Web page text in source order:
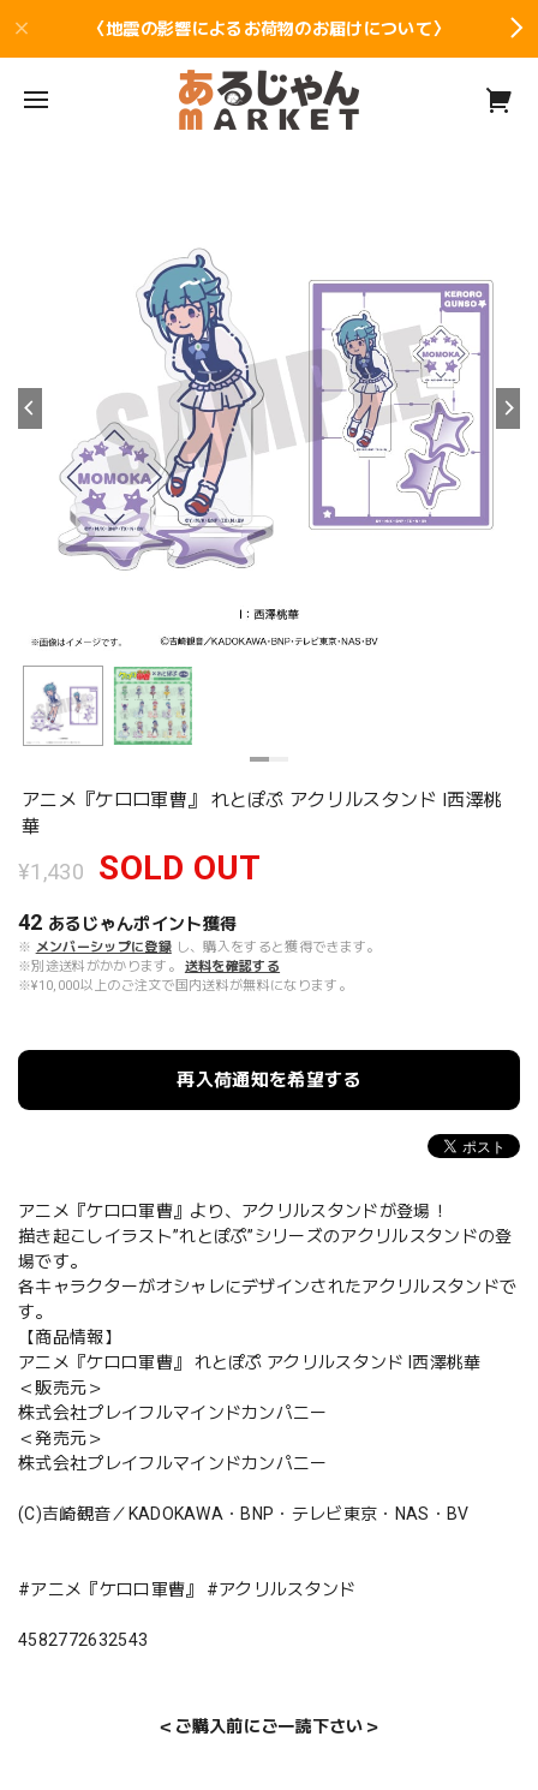
〈地震の影響によるお荷物のお届けについて〉
アニメ『ケロロ軍曹』 れとぽぷ アクリルスタンド I西澤桃
華
¥1,430 SOLD OUT
42 あるじゃんポイント獲得
※ メンバーシップに登録 し、購入をすると獲得できます。
※別途送料がかかります。
送料を確認する
※¥10,000以上のご注文で国内送料が無料になります。
再入荷通知を希望する
アニメ『ケロロ軍曹』より、アクリルスタンドが登場！
描き起こしイラスト”れとぽぷ”シリーズのアクリルスタンドの登
場です。
各キャラクターがオシャレにデザインされたアクリルスタンドで
す。
【商品情報】
アニメ『ケロロ軍曹』 れとぽぷ アクリルスタンド I西澤桃華
＜販売元＞
株式会社プレイフルマインドカンパニー
＜発売元＞
株式会社プレイフルマインドカンパニー
(C)吉崎観音／KADOKAWA・BNP・テレビ東京・NAS・BV
#アニメ『ケロロ軍曹』 #アクリルスタンド
4582772632543
＜ご購入前にご一読下さい＞